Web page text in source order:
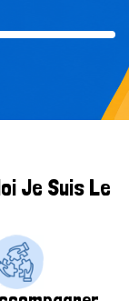
Je Suis Le